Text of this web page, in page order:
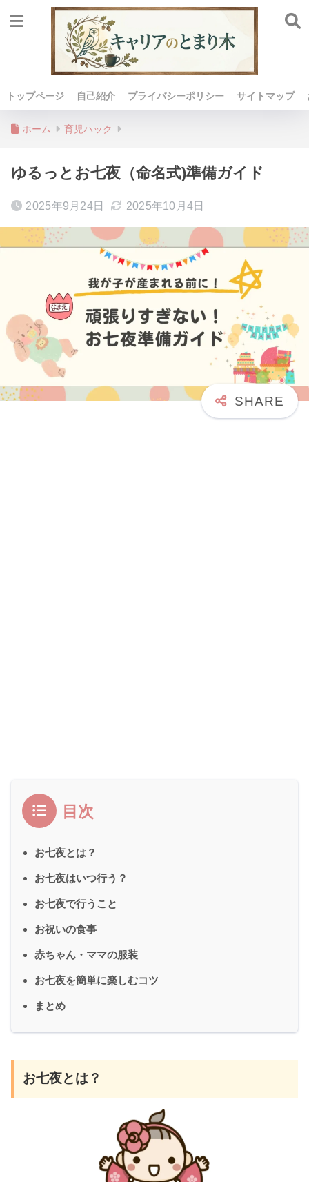
トップページ 自己紹介 プライバシーポリシー サイトマップ
ホーム 育児ハック
ゆるっとお七夜（命名式)準備ガイド
2025年9月24日 2025年10月4日
目次
お七夜とは？
お七夜はいつ行う？
お七夜で行うこと
お祝いの食事
赤ちゃん・ママの服装
お七夜を簡単に楽しむコツ
まとめ
お七夜とは？